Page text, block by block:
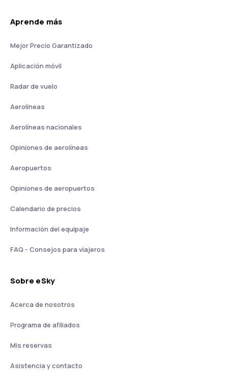
Aprende más
Mejor Precio Garantizado
Aplicación móvil
Radar de vuelo
Aerolíneas
Aerolíneas nacionales
Opiniones de aerolíneas
Aeropuertos
Opiniones de aeropuertos
Calendario de precios
Información del equipaje
FAQ - Consejos para viajeros
Sobre eSky
Acerca de nosotros
Programa de afiliados
Mis reservas
Asistencia y contacto